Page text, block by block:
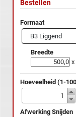
Bestellen
Formaat
Breedte
x
Hoeveelheid (1-
Afwerking Snijden